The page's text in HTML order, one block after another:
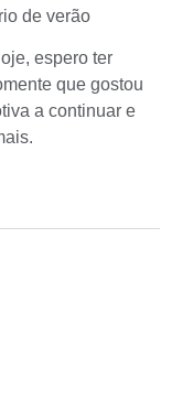
de verão
espero ter
que gostou
a continuar e